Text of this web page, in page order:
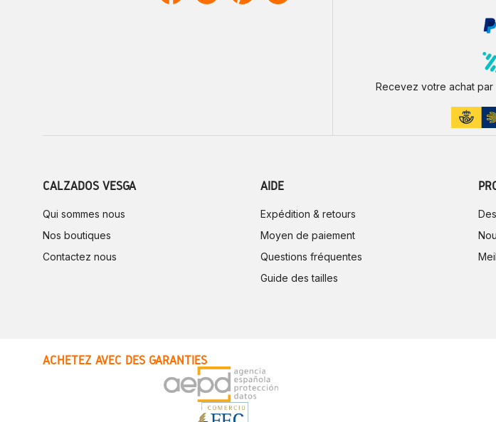
Recevez votre achat par
CALZADOS VESGA
Qui sommes nous
Nos boutiques
Contactez nous
AIDE
Expédition & retours
Moyen de paiement
Questions fréquentes
Guide des tailles
ACHETEZ AVEC DES GARANTIES